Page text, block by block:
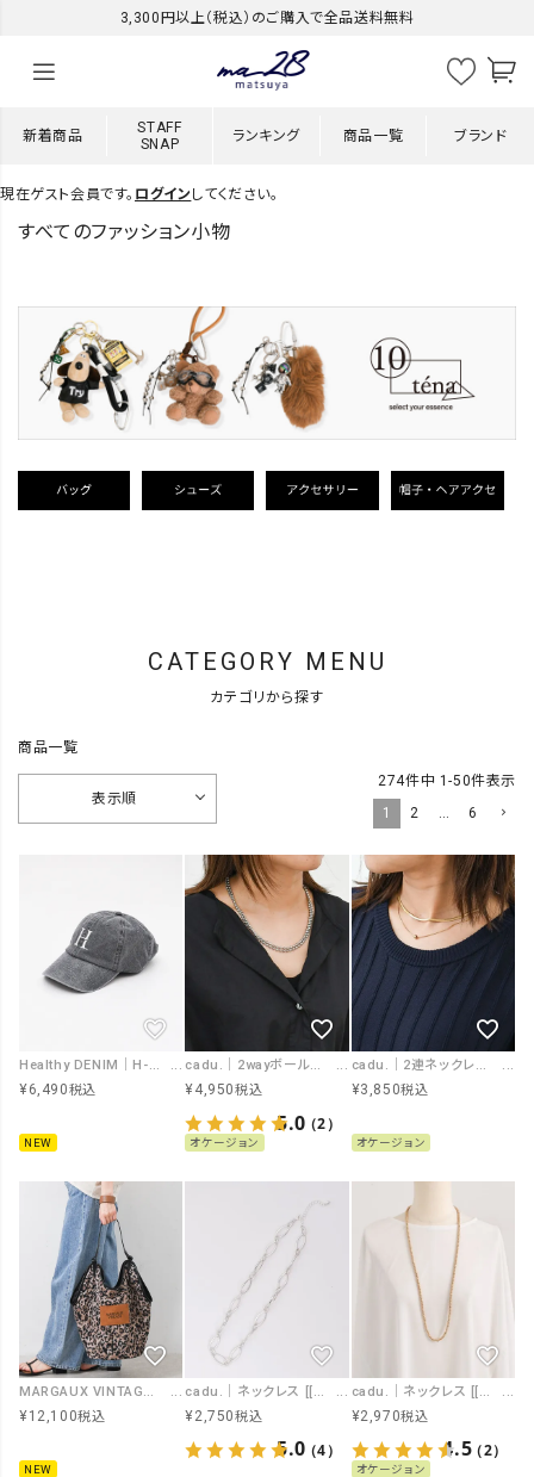
3,300円以上（税込）のご購入で全品送料無料
新着商品
STAFF
SNAP
ランキング 商品一覧 ブランド
現在ゲスト会員です。 ログインしてください。
すべてのファッション小物
CATEGORY MENU
カテゴリから探す
商品一覧
表示順
274件中 1-50件表示
1
2 6
Healthy DENIM｜H-cap [[HCW263103 H-cap]][F]
¥6,490税込
NEW
cadu.｜2wayボールチェーンネックレス [[(SL)MN-240738]][F]
¥4,950税込
5.0（2）
オケージョン
cadu.｜2連ネックレス [[(SL)MN-240703]][F]
¥3,850税込
オケージョン
MARGAUX VINTAGE｜レオパードパディングBAG [[MG BG-26109-A]][F]
¥12,100税込
NEW
cadu.｜ネックレス [[MN-250616]][F]
¥2,750税込
5.0（4）
cadu.｜ネックレス [[MN-250613]][F]
¥2,970税込
4.5（2）
オケージョン